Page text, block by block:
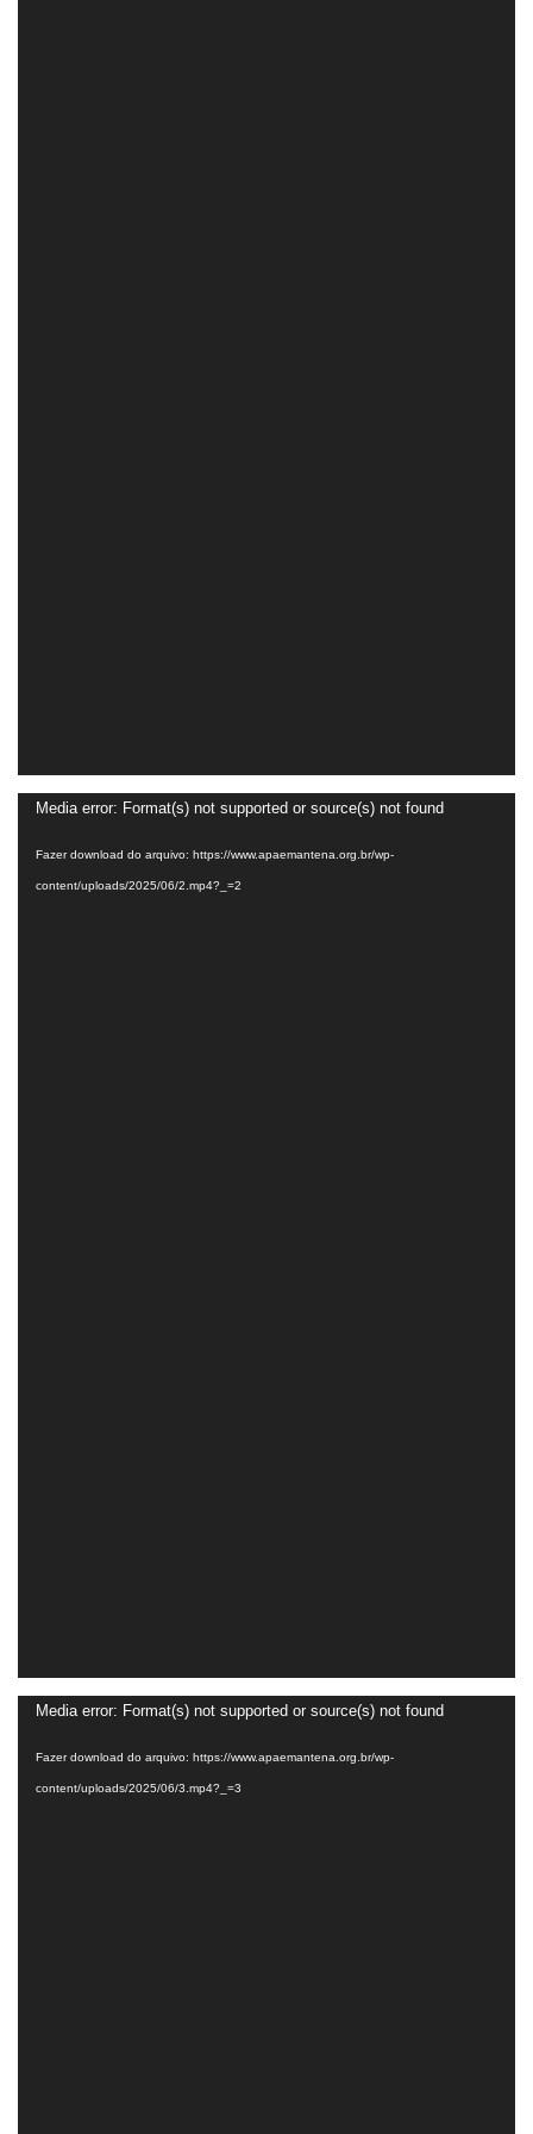
Tocador
Media error: Format(s) not supported or source(s) not found
Fazer download do arquivo: https://www.apaemantena.org.br/wp-
content/uploads/2025/06/2.mp4?_=2
Tocador
Media error: Format(s) not supported or source(s) not found
Fazer download do arquivo: https://www.apaemantena.org.br/wp-
content/uploads/2025/06/3.mp4?_=3